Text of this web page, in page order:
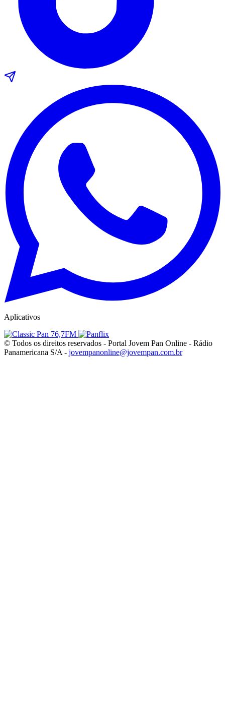
Aplicativos
© Todos os direitos reservados - Portal Jovem Pan Online - Rádio
Panamericana S/A - jovempanonline@jovempan.com.br